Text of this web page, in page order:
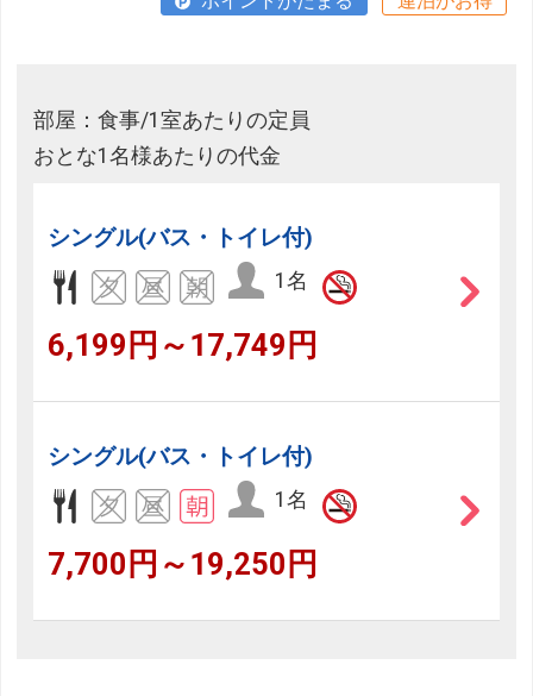
部屋：食事/1室あたりの定員
おとな1名様あたりの代金
シングル(バス・トイレ付)
1名
6,199円～17,749円
シングル(バス・トイレ付)
1名
7,700円～19,250円